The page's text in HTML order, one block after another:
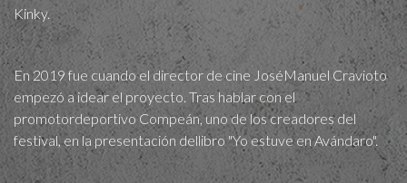
Kinky.
En 2019 fue cuando el director de cine JoséManuel Cravioto
empezó a idear el proyecto. Tras hablar con el
promotordeportivo Compeán, uno de los creadores del
festival, en la presentación dellibro "Yo estuve en Avándaro".